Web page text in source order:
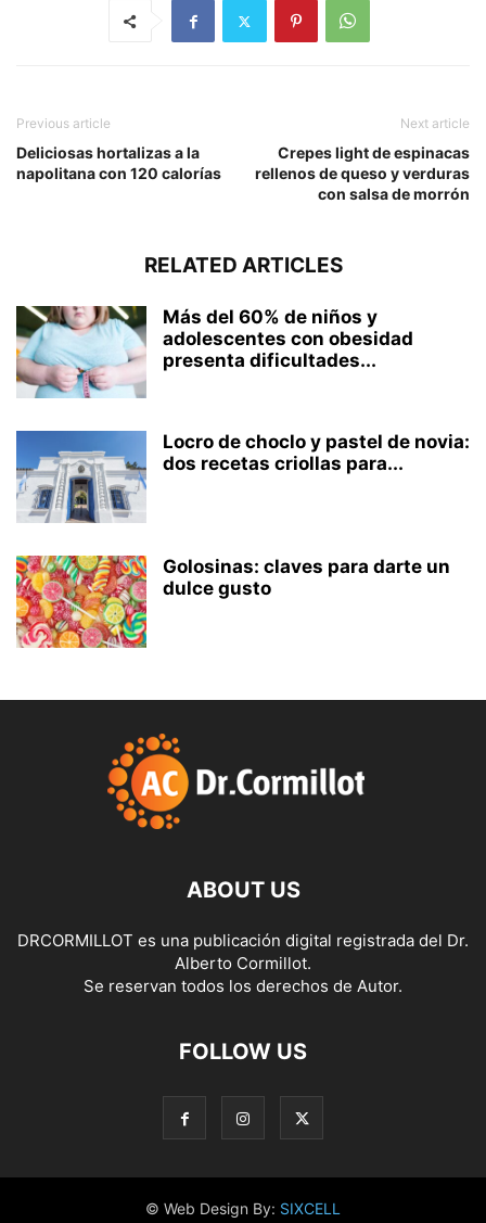
Previous article
Deliciosas hortalizas a la
napolitana con 120 calorías
Next article
Crepes light de espinacas
rellenos de queso y verduras
con salsa de morrón
RELATED ARTICLES
Más del 60% de niños y
adolescentes con obesidad
presenta dificultades...
Locro de choclo y pastel de novia:
dos recetas criollas para...
Golosinas: claves para darte un
dulce gusto
ABOUT US
DRCORMILLOT es una publicación digital registrada del Dr.
Alberto Cormillot.
Se reservan todos los derechos de Autor.
FOLLOW US
© Web Design By: SIXCELL